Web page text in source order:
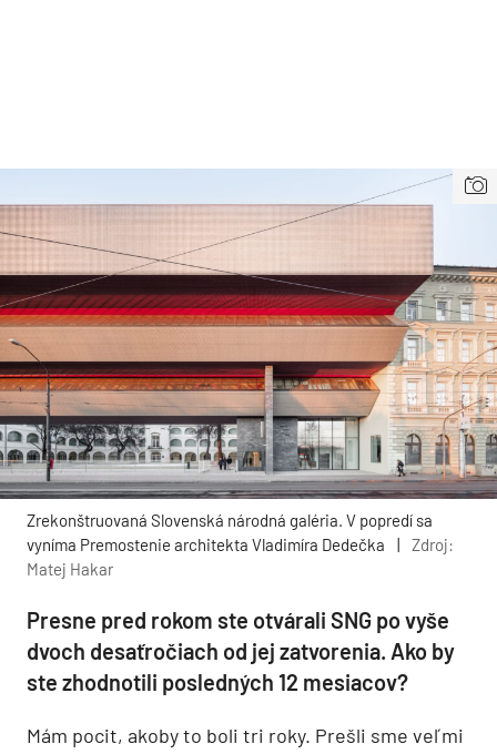
Zrekonštruovaná Slovenská národná galéria. V popredí sa
vyníma Premostenie architekta Vladimíra Dedečka
Zdroj:
Matej Hakar
Presne pred rokom ste otvárali SNG po vyše
dvoch desaťročiach od jej zatvorenia. Ako by
ste zhodnotili posledných 12 mesiacov?
Mám pocit, akoby to boli tri roky. Prešli sme veľmi